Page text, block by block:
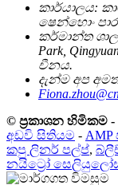
කාර්යාලය:
ෂෙන්හොං
කර්මාන්ත
Park,
චීනය.
දැන්ම අප
© ප්‍රකාශන හිමිකම
අඩවි සිතියම - AMP
කපු ලිනර් පල්ප්,
නයිට්‍රෝ